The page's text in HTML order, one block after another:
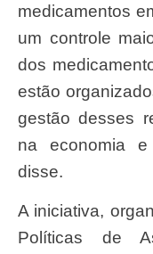
medicamentos
um controle
dos
estão
gestão desses
na economia
disse.
A iniciativa, organizada pela Coordenadoria de
Políticas de